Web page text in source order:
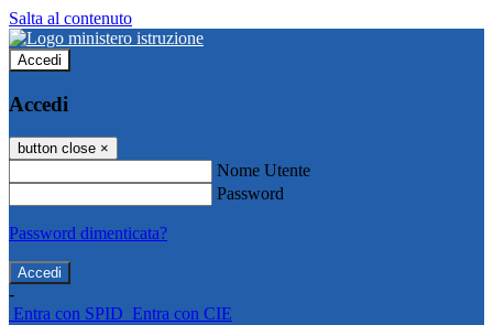
Salta al contenuto
Accedi
Accedi
button close ×
Nome Utente
Password
Password dimenticata?
-
Entra con SPID Entra con CIE